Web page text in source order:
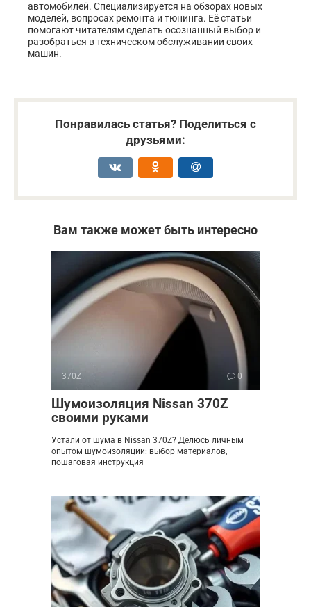
автомобилей. Специализируется на обзорах новых
моделей, вопросах ремонта и тюнинга. Её статьи
помогают читателям сделать осознанный выбор и
разобраться в техническом обслуживании своих
машин.
Понравилась статья? Поделиться с
друзьями:
Вам также может быть интересно
370Z 0
Шумоизоляция Nissan 370Z
своими руками
Устали от шума в Nissan 370Z? Делюсь личным
опытом шумоизоляции: выбор материалов,
пошаговая инструкция